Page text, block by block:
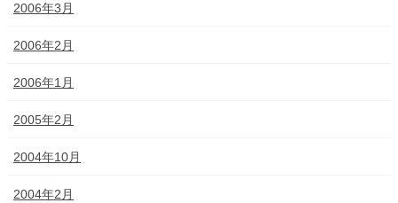
2006年3月
2006年2月
2006年1月
2005年2月
2004年10月
2004年2月